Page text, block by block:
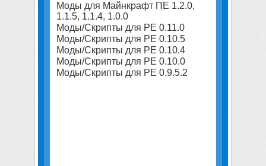
Моды для Майнкрафт ПЕ 1.2.0,
1.1.5, 1.1.4, 1.0.0
Моды/Скрипты для PE 0.11.0
Моды/Скрипты для PE 0.10.5
Моды/Скрипты для PE 0.10.4
Моды/Скрипты для PE 0.10.0
Моды/Скрипты для PE 0.9.5.2